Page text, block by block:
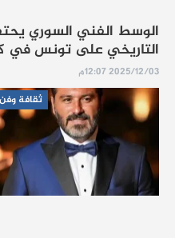
الوسط الفني السوري
التاريخي على تونس في
2025/12/03 12:07م
ثقافة وفن